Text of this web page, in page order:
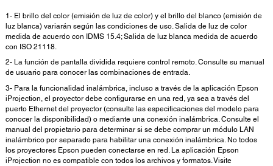
1- El brillo del color (emisión de luz de color) y el brillo del blanco (emisión de
luz blanca) variarán según las condiciones de uso. Salida de luz de color
medida de acuerdo con IDMS 15.4; Salida de luz blanca medida de acuerdo
con ISO 21118.
2- La función de pantalla dividida requiere control remoto. Consulte su manual
de usuario para conocer las combinaciones de entrada.
3- Para la funcionalidad inalámbrica, incluso a través de la aplicación Epson
iProjection, el proyector debe configurarse en una red, ya sea a través del
puerto Ethernet del proyector (consulte las especificaciones del modelo para
conocer la disponibilidad) o mediante una conexión inalámbrica. Consulte el
manual del propietario para determinar si se debe comprar un módulo LAN
inalámbrico por separado para habilitar una conexión inalámbrica. No todos
los proyectores Epson pueden conectarse en red. La aplicación Epson
iProjection no es compatible con todos los archivos y formatos. Visite